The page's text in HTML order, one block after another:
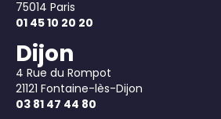
75014 Paris
01 45 10 20 20
Dijon
4 Rue du Rompot
21121 Fontaine-lès-Dijon
03 81 47 44 80